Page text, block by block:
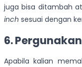
juga bisa ditambah
inch sesuai dengan
6.
Apabila kalian